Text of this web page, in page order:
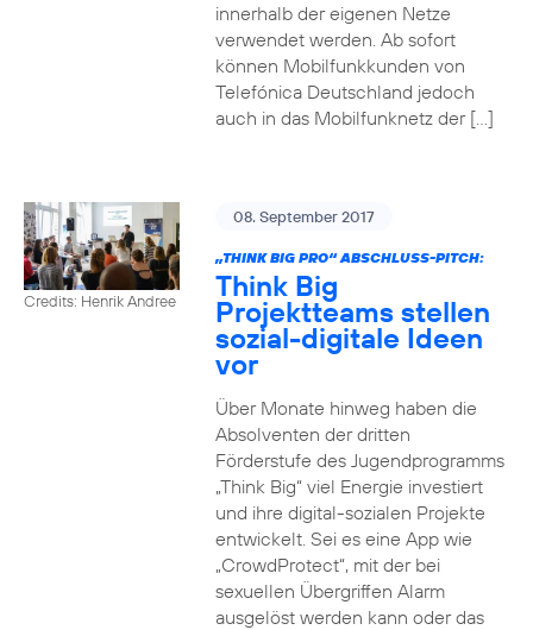
innerhalb der eigenen Netze
verwendet werden. Ab sofort
können Mobilfunkkunden von
Telefónica Deutschland jedoch
auch in das Mobilfunknetz der […]
Credits: Henrik Andree
08. September 2017
„THINK BIG PRO“ ABSCHLUSS-PITCH:
Think Big
Projektteams stellen
sozial-digitale Ideen
vor
Über Monate hinweg haben die
Absolventen der dritten
Förderstufe des Jugendprogramms
„Think Big“ viel Energie investiert
und ihre digital-sozialen Projekte
entwickelt. Sei es eine App wie
„CrowdProtect“, mit der bei
sexuellen Übergriffen Alarm
ausgelöst werden kann oder das